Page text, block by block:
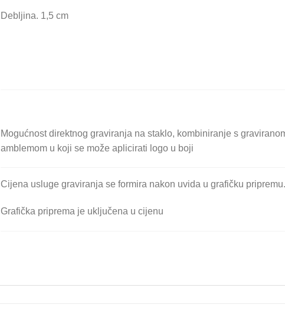
Debljina. 1,5 cm
Mogućnost direktnog graviranja na staklo, kombiniranje s
amblemom u koji se može aplicirati logo u boji
Cijena usluge graviranja se formira nakon uvida u grafičku pripremu.
Grafička priprema je uključena u cijenu